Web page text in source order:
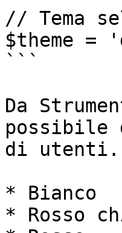
// Tema
$theme
```
Da
possibile
di utenti.
* Bianco
* Rosso